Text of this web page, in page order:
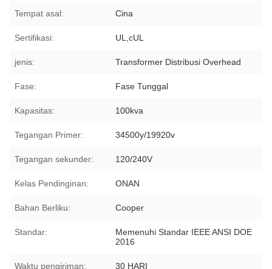
Tempat asal: Cina
Sertifikasi: UL,cUL
jenis: Transformer Distribusi Overhead
Fase: Fase Tunggal
Kapasitas: 100kva
Tegangan Primer: 34500y/19920v
Tegangan sekunder: 120/240V
Kelas Pendinginan: ONAN
Bahan Berliku: Cooper
Standar:
Memenuhi Standar IEEE ANSI DOE
2016
Waktu pengiriman: 30 HARI